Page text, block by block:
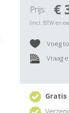
Prijs: €
(incl. BTW en
Voeg
Vraag